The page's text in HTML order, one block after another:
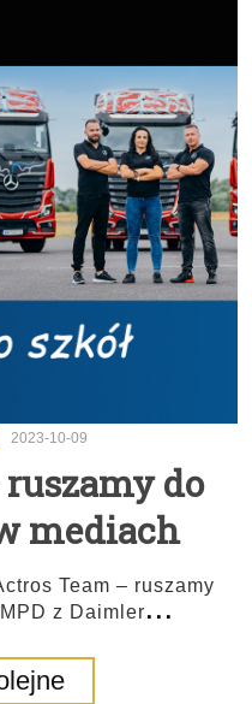
2023-10-09
do
mediach
Team – ruszamy
z Daimler...